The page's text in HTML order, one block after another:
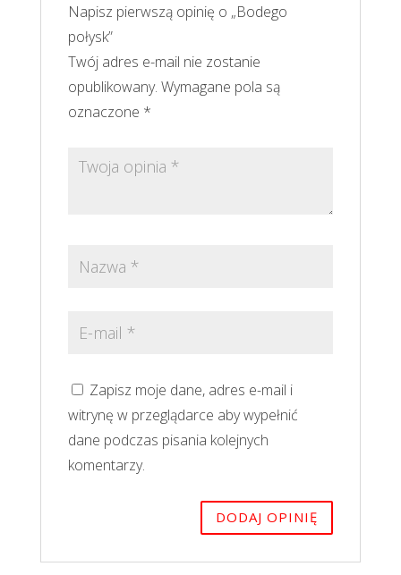
Napisz pierwszą opinię o „Bodego
połysk”
Twój adres e-mail nie zostanie
opublikowany. Wymagane pola są
oznaczone *
Zapisz moje dane, adres e-mail i
witrynę w przeglądarce aby wypełnić
dane podczas pisania kolejnych
komentarzy.